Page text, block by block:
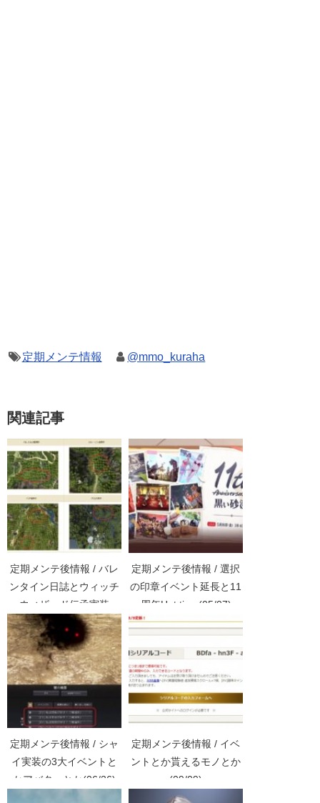
定期メンテ情報 @mmo_kuraha
関連記事
定期メンテ後情報 / バレ
ンタイン日誌とウィッチ
ウィザード伝承実装
(02/12)
定期メンテ後情報 / 選択
の印章イベント延長と11
周年Hot time(05/07)
定期メンテ後情報 / シャ
イ実装の3大イベントと
かアバターとか(06/26)
定期メンテ後情報 / イベ
ントとか貰えるモノとか
(09/09)